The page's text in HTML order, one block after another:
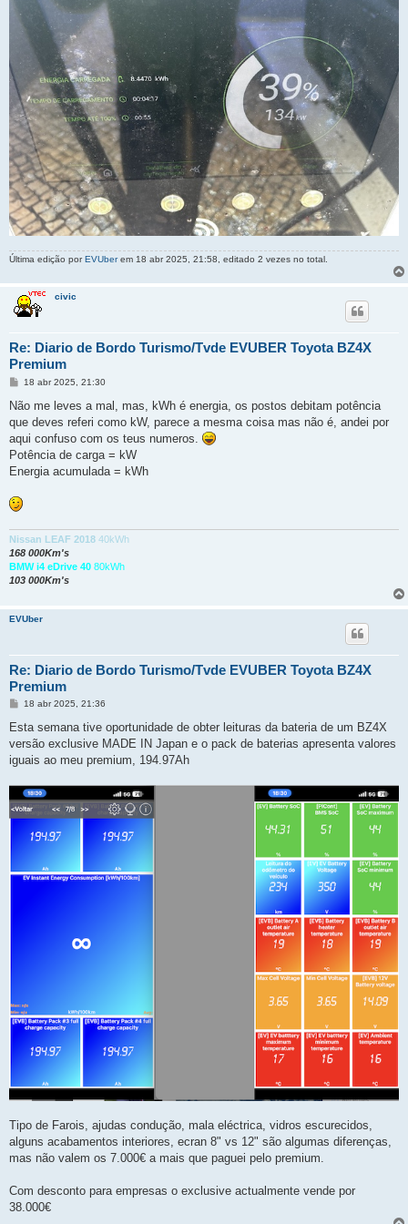
Última edição por EVUberem 18 abr 2025, 21:58, editado 2 vezes no total.
civic
Re: Diario de Bordo Turismo/Tvde EVUBER Toyota BZ4X
Premium
M
n
a
g
e
m
18 abr 2025, 21:30
Não me leves a mal, mas, kWh é energia, os postos debitam potência
que deves referi como kW, parece a mesma coisa mas não é, andei por
aqui confuso com os teus numeros.
Potência de carga = kW
Energia acumulada = kWh
Nissan LEAF 2018 40kWh
168 000Km's
BMW i4 eDrive 40 80kWh
103 000Km's
EVUber
Re: Diario de Bordo Turismo/Tvde EVUBER Toyota BZ4X
Premium
M
n
a
g
18 abr 2025, 21:36
Esta semana tive oportunidade de obter leituras da bateria de um BZ4X
versão exclusive MADE IN Japan e o pack de baterias apresenta valores
iguais ao meu premium, 194.97Ah
Tipo de Farois, ajudas condução, mala eléctrica, vidros escurecidos,
alguns acabamentos interiores, ecran 8" vs 12" são algumas diferenças,
mas não valem os 7.000€ a mais que paguei pelo premium.
Com desconto para empresas o exclusive actualmente vende por
38.000€